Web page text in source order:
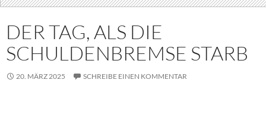
DER TAG, ALS DIE
SCHULDENBREMSE STARB
20. MÄRZ 2025 SCHREIBE EINEN KOMMENTAR